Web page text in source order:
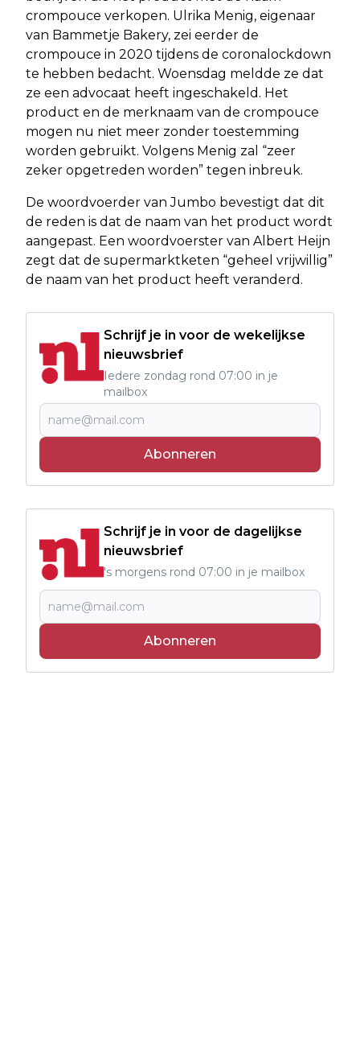
crompouce verkopen. Ulrika Menig, eigenaar
van Bammetje Bakery, zei eerder de
crompouce in 2020 tijdens de coronalockdown
te hebben bedacht. Woensdag meldde ze dat
ze een advocaat heeft ingeschakeld. Het
product en de merknaam van de crompouce
mogen nu niet meer zonder toestemming
worden gebruikt. Volgens Menig zal “zeer
zeker opgetreden worden” tegen inbreuk.
De woordvoerder van Jumbo bevestigt dat dit
de reden is dat de naam van het product wordt
aangepast. Een woordvoerster van Albert Heijn
zegt dat de supermarktketen “geheel vrijwillig”
de naam van het product heeft veranderd.
Schrijf je in voor de wekelijkse
nieuwsbrief
Iedere zondag rond 07:00 in je
mailbox
Abonneren
Schrijf je in voor de dagelijkse
nieuwsbrief
's morgens rond 07:00 in je mailbox
Abonneren